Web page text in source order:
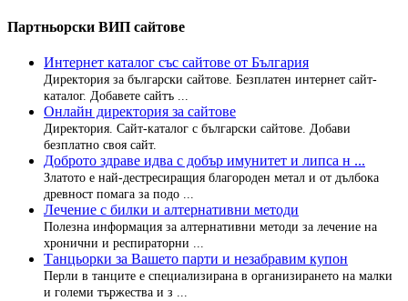
Партньорски ВИП сайтове
Интернет каталог със сайтове от България
Директория за български сайтове. Безплатен интернет сайт-
каталог. Добавете сайтъ ...
Онлайн директория за сайтове
Директория. Сайт-каталог с български сайтове. Добави
безплатно своя сайт.
Доброто здраве идва с добър имунитет и липса н ...
Златото е най-дестресиращия благороден метал и от дълбока
древност помага за подо ...
Лечение с билки и алтернативни методи
Полезна информация за алтернативни методи за лечение на
хронични и респираторни ...
Танцьорки за Вашето парти и незабравим купон
Перли в танците е специализирана в организирането на малки
и големи тържества и з ...